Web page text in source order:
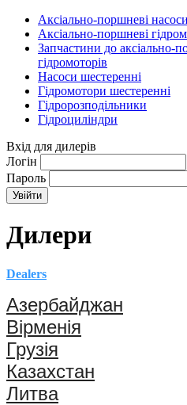
Аксіально-поршневі насоси
Аксіально-поршневі
Запчастини до аксіально-
гідромоторів
Насоси шестеренні
Гідромотори шестеренні
Гідророзподільники
Гідроциліндри
Вхід для дилерів
Логін
Пароль
Дилери
Dealers
Азербайджан
Вірменія
Грузія
Казахстан
Литва